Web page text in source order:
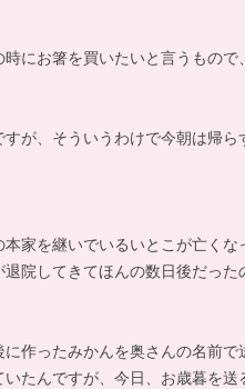
にお箸を買いたいと言うもので
が、そういうわけで今朝は帰ら
家を継いでいるいとこが亡くな
院してきてほんの数日後だっ
作ったみかんを奥さんの名前
たんですが、今日、お歳暮を送